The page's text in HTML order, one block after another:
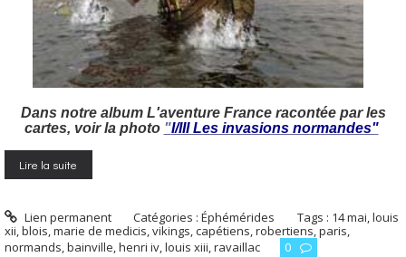
Dans notre album L'aventure France racontée par les
cartes, voir la photo "I/III Les invasions normandes"
Lire la suite
Lien permanent Catégories :Éphémérides Tags : 14 mai,louis
xii,blois,marie de medicis,vikings,capétiens,robertiens,paris,
normands,bainville,henri iv,louis xiii,ravaillac 0